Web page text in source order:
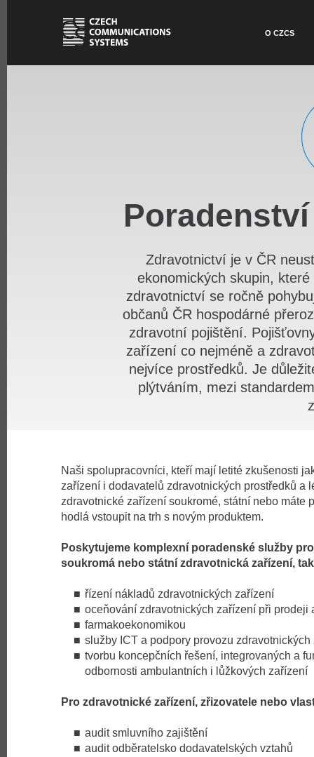
O CZCS
Zdravotnictví je v ČR
ekonomických skupin,
zdravotnictví se ročně
občanů ČR hospodárné
zdravotní pojištění.
zařízení co nejméně a
nejvíce prostředků. Je
plýtváním, mezi
Naši spolupracovníci, kteří mají letité zkušenosti
zařízení i dodavatelů zdravotnických prostředků a
zdravotnické zařízení soukromé, státní nebo máte
hodlá vstoupit na trh s novým produktem.
Poskytujeme komplexní poradenské služby
soukromá nebo státní zdravotnická zařízení,
řízení nákladů zdravotnických zařízení
oceňování zdravotnických zařízení při prodeji
farmakoekonomikou
služby ICT a podpory provozu zdravotnických
tvorbu koncepčních řešení, integrovaných a
odbornosti ambulantních i lůžkových zařízení
Pro zdravotnické zařízení, zřizovatele nebo
audit smluvního zajištění
audit odběratelsko dodavatelských vztahů